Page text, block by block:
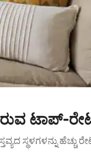
ಟಾಪ್-
ಸ್ಥಳಗಳನ್ನು ಹೆಚ್ಚು